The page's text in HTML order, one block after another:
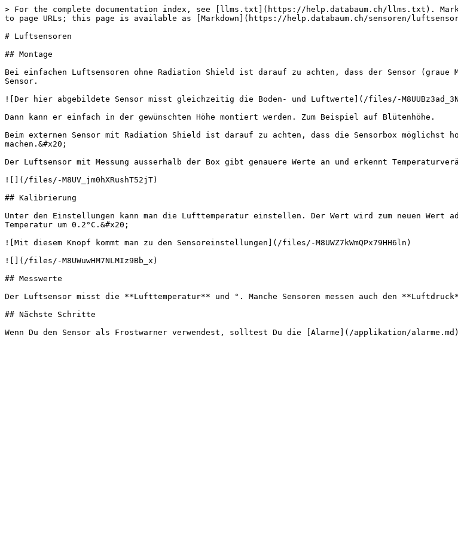
> For the complete documentation index, see [llms.txt](https://help.databaum.ch/llms.txt).
to page URLs; this page is available as [Markdown](https://help.databaum.ch/sensoren/
# Luftsensoren
## Montage
Bei einfachen Luftsensoren ohne Radiation Shield ist darauf zu achten, dass der Sensor (graue
Sensor.
![Der hier abgebildete Sensor misst gleichzeitig die Boden- und Luftwerte](/files/-
Dann kann er einfach in der gewünschten Höhe montiert werden. Zum Beispiel auf Blütenhöhe.
Beim externen Sensor mit Radiation Shield ist darauf zu achten, dass die Sensorbox möglichst
machen.&#x20;
Der Luftsensor mit Messung ausserhalb der Box gibt genauere Werte an und erkennt
![](/files/-M8UV_jm0hXRushT52jT)
## Kalibrierung
Unter den Einstellungen kann man die Lufttemperatur einstellen. Der Wert wird zum neuen
Temperatur um 0.2°C.&#x20;
![Mit diesem Knopf kommt man zu den Sensoreinstellungen](/files/-M8UWZ7kWmQPx79HH6ln)
![](/files/-M8UWuwHM7NLMIz9Bb_x)
## Messwerte
Der Luftsensor misst die **Lufttemperatur** und °. Manche Sensoren messen auch den
## Nächste Schritte